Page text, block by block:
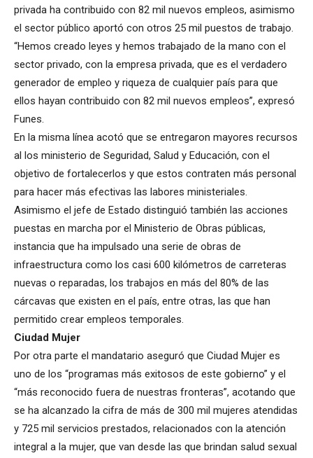
privada ha contribuido con 82 mil nuevos empleos, asimismo
el sector público aportó con otros 25 mil puestos de trabajo.
“Hemos creado leyes y hemos trabajado de la mano con el
sector privado, con la empresa privada, que es el verdadero
generador de empleo y riqueza de cualquier país para que
ellos hayan contribuido con 82 mil nuevos empleos”, expresó
Funes.
En la misma línea acotó que se entregaron mayores recursos
al los ministerio de Seguridad, Salud y Educación, con el
objetivo de fortalecerlos y que estos contraten más personal
para hacer más efectivas las labores ministeriales.
Asimismo el jefe de Estado distinguió también las acciones
puestas en marcha por el Ministerio de Obras públicas,
instancia que ha impulsado una serie de obras de
infraestructura como los casi 600 kilómetros de carreteras
nuevas o reparadas, los trabajos en más del 80% de las
cárcavas que existen en el país, entre otras, las que han
permitido crear empleos temporales.
Ciudad Mujer
Por otra parte el mandatario aseguró que Ciudad Mujer es
uno de los “programas más exitosos de este gobierno” y el
“más reconocido fuera de nuestras fronteras”, acotando que
se ha alcanzado la cifra de más de 300 mil mujeres atendidas
y 725 mil servicios prestados, relacionados con la atención
integral a la mujer, que van desde las que brindan salud sexual